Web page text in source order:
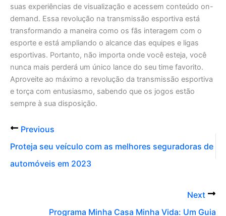
suas experiências de visualização e acessem conteúdo on-
demand. Essa revolução na transmissão esportiva está
transformando a maneira como os fãs interagem com o
esporte e está ampliando o alcance das equipes e ligas
esportivas. Portanto, não importa onde você esteja, você
nunca mais perderá um único lance do seu time favorito.
Aproveite ao máximo a revolução da transmissão esportiva
e torça com entusiasmo, sabendo que os jogos estão
sempre à sua disposição.
Previous
Proteja seu veículo com as melhores seguradoras de
automóveis em 2023
Next
Programa Minha Casa Minha Vida: Um Guia